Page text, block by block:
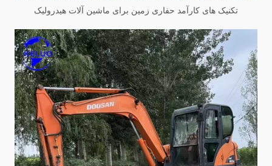
تکنیک های کارآمد حفاری زمین برای ماشین آلات هیدرولیک